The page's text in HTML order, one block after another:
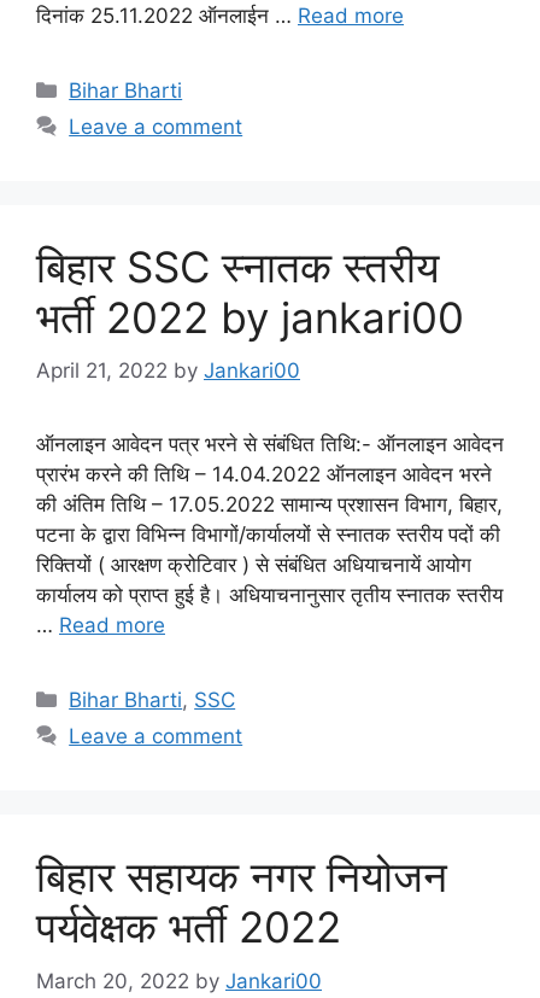
दिनांक 25.11.2022 ऑनलाईन … Read more
Categories
Bihar Bharti
Leave a comment
बिहार SSC स्नातक स्तरीय
भर्ती 2022 by jankari00
April 21, 2022 by Jankari00
ऑनलाइन आवेदन पत्र भरने से संबंधित तिथि:- ऑनलाइन आवेदन
प्रारंभ करने की तिथि – 14.04.2022 ऑनलाइन आवेदन भरने
की अंतिम तिथि – 17.05.2022 सामान्य प्रशासन विभाग, बिहार,
पटना के द्वारा विभिन्न विभागों/कार्यालयों से स्नातक स्तरीय पदों की
रिक्तियों ( आरक्षण क्रोटिवार ) से संबंधित अधियाचनायें आयोग
कार्यालय को प्राप्त हुई है। अधियाचनानुसार तृतीय स्नातक स्तरीय
… Read more
Categories
Bihar Bharti, SSC
Leave a comment
बिहार सहायक नगर नियोजन
पर्यवेक्षक भर्ती 2022
March 20, 2022 by Jankari00